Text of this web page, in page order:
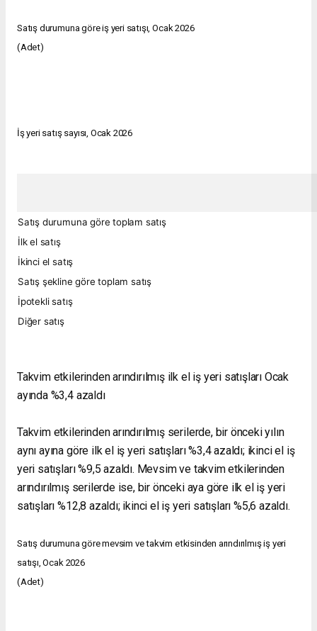
Satış durumuna göre iş yeri satışı, Ocak 2026
(Adet)
İş yeri satış sayısı, Ocak 2026
Satış durumuna göre toplam satış
İlk el satış
İkinci el satış
Satış şekline göre toplam satış
İpotekli satış
Diğer satış
Takvim etkilerinden arındırılmış ilk el iş yeri satışları Ocak
ayında %3,4 azaldı
Takvim etkilerinden arındırılmış serilerde, bir önceki yılın
aynı ayına göre ilk el iş yeri satışları %3,4 azaldı; ikinci el iş
yeri satışları %9,5 azaldı. Mevsim ve takvim etkilerinden
arındırılmış serilerde ise, bir önceki aya göre ilk el iş yeri
satışları %12,8 azaldı; ikinci el iş yeri satışları %5,6 azaldı.
Satış durumuna göre mevsim ve takvim etkisinden arındırılmış iş yeri
satışı, Ocak 2026
(Adet)